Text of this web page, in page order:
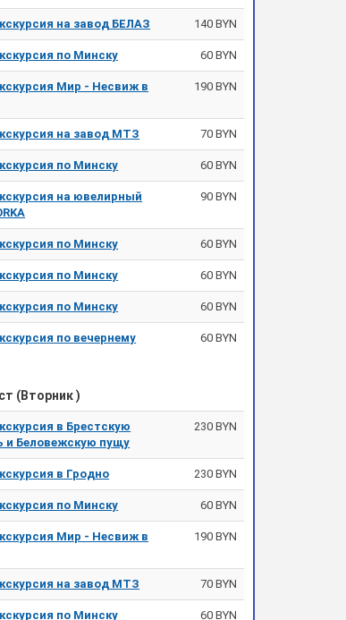
на завод БЕЛАЗ 140 BYN
по Минску 60 BYN
Мир - Несвиж в
190 BYN
на завод МТЗ 70 BYN
по Минску 60 BYN
на ювелирный
90 BYN
по Минску 60 BYN
по Минску 60 BYN
по Минску 60 BYN
по вечернему
60 BYN
(Вторник )
в Брестскую
и Беловежскую пущу
230 BYN
в Гродно 230 BYN
по Минску 60 BYN
Мир - Несвиж в
190 BYN
на завод МТЗ 70 BYN
по Минску 60 BYN